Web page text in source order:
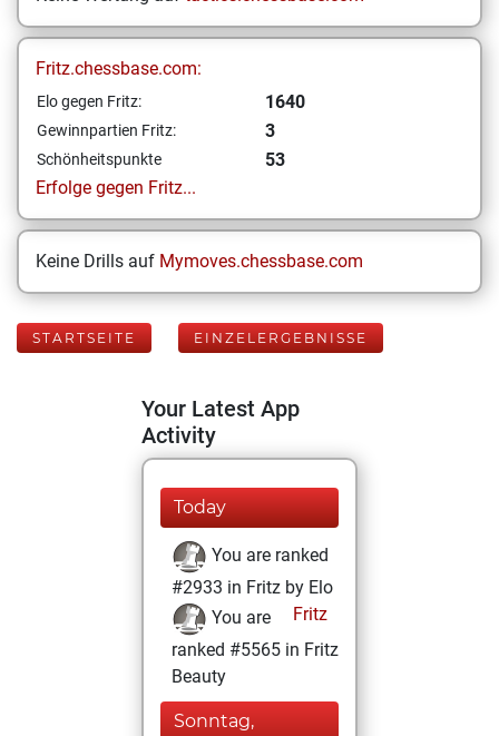
Fritz.chessbase.com:
Elo gegen Fritz: 1640
Gewinnpartien Fritz: 3
Schönheitspunkte
53
Erfolge gegen Fritz...
Keine Drills auf Mymoves.chessbase.com
STARTSEITE EINZELERGEBNISSE
Your Latest App
Activity
Today
You are ranked
#2933 in Fritz by Elo
Fritz
You are
ranked #5565 in Fritz
Beauty
Sonntag,